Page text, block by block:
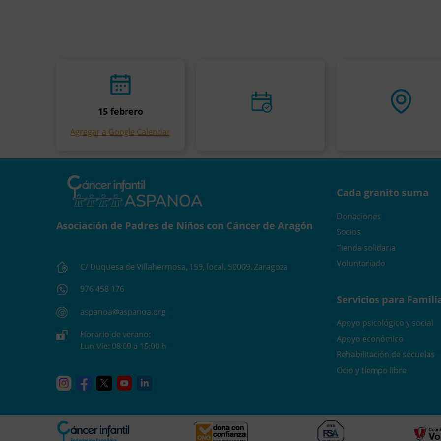
15 febrero
Agregar a Google Calendar
Asociación de Padres de Niños con Cáncer de Aragón
C/ Duquesa de Villahermosa, 159, local. 50009. Zaragoza
976 458 176
aspanoa@aspanoa.org
Horario de verano:
Lun-Vie: 08:00 a 15:00 h
InstagramFacebook
X YouTube
Cada granito suma
Donaciones
Socios
Tienda solidaria
Voluntariado
Servicios para
Apoyo psicológico y social
Apoyo económico
Rehabilitación de secuelas
Ocio y tiempo libre